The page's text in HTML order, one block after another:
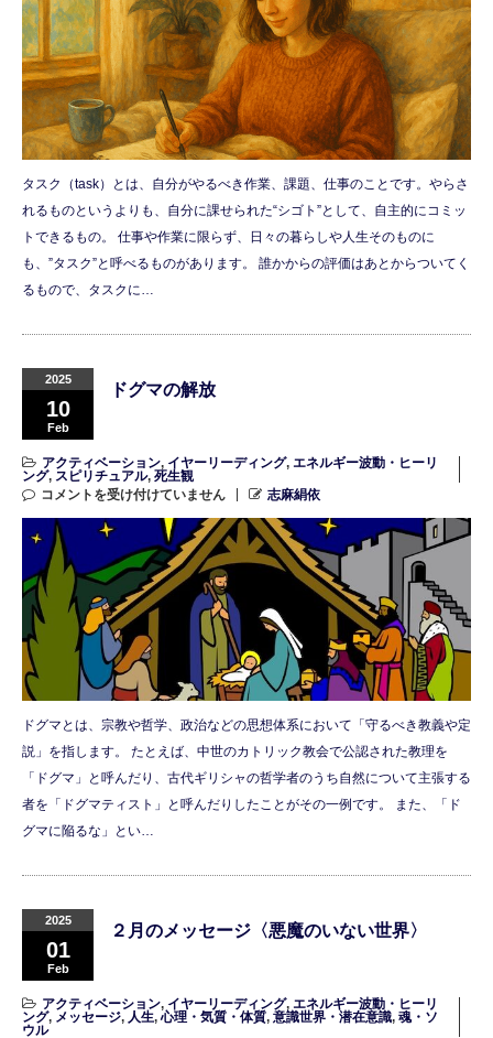
タスク（task）とは、自分がやるべき作業、課題、仕事のことです。やらさ
れるものというよりも、自分に課せられた“シゴト”として、自主的にコミッ
トできるもの。 仕事や作業に限らず、日々の暮らしや人生そのものに
も、”タスク”と呼べるものがあります。 誰かからの評価はあとからついてく
るもので、タスクに…
2025
10
Feb
ドグマの解放
アクティベーション, イヤーリーディング, エネルギー波動・ヒーリ
ング, スピリチュアル, 死生観
コメントを受け付けていません
志麻絹依
ドグマとは、宗教や哲学、政治などの思想体系において「守るべき教義や定
説」を指します。 たとえば、中世のカトリック教会で公認された教理を
「ドグマ」と呼んだり、古代ギリシャの哲学者のうち自然について主張する
者を「ドグマティスト」と呼んだりしたことがその一例です。 また、「ド
グマに陥るな」とい…
2025
01
Feb
２月のメッセージ〈悪魔のいない世界〉
アクティベーション, イヤーリーディング, エネルギー波動・ヒーリ
ング, メッセージ, 人生,心理・気質・体質, 意識世界・潜在意識, 魂・ソ
ウル